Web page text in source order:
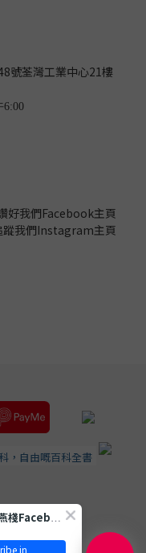
號荃灣工業中心21樓
6:00
好我們Facebook主頁
蹤我們Instagram主頁
歡迎訂閱官燕棧Facebook 專頁
in